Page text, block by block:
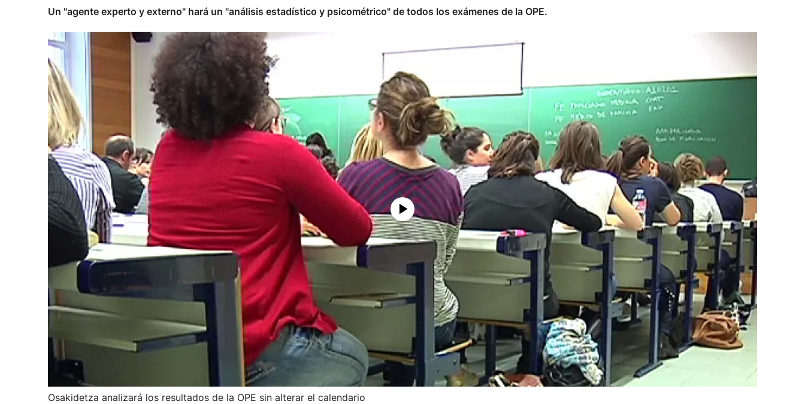
Un "agente experto y externo" hará un "análisis estadístico y psicométrico" de todos los exámenes de la OPE.
Osakidetza analizará los resultados de la OPE sin alterar el calendario